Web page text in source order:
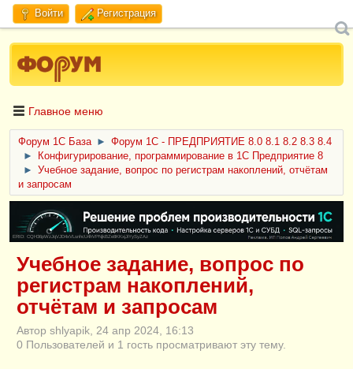
Войти Регистрация
Главное меню
Форум 1C База ►
Форум 1С - ПРЕДПРИЯТИЕ 8.0 8.1 8.2 8.3 8.4
►
Конфигурирование, программирование в 1С Предприятие 8
►
Учебное задание, вопрос по регистрам накоплений, отчётам
и запросам
ERID: CQH36pWzJqVJD4xVLsnhcU4hVPNjkBZe8KKxjJiYySyZAz
Учебное задание, вопрос по
регистрам накоплений,
отчётам и запросам
Автор shlyapik, 24 апр 2024, 16:13
0 Пользователей и 1 гость просматривают эту тему.